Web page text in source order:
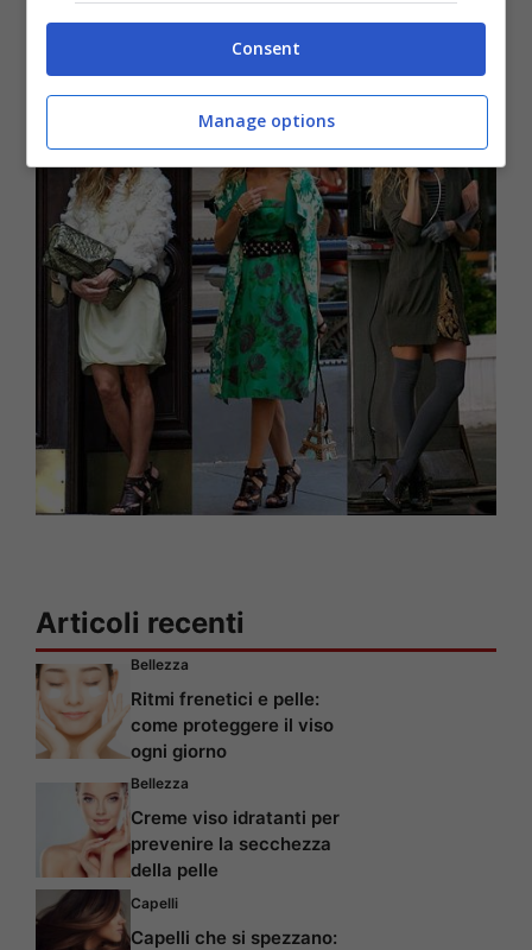
Alessandra Fanciano
Articoli recenti
Bellezza
Ritmi frenetici e pelle:
come proteggere il viso
ogni giorno
Bellezza
Creme viso idratanti per
prevenire la secchezza
della pelle
Capelli
Capelli che si spezzano:
Consent
Manage options